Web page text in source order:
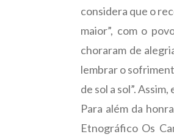
considera que o
maior”, com o
choraram de
lembrar o
de sol a sol”.
Para além da
Etnográfico Os